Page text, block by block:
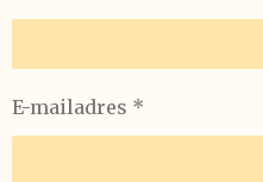
E-mailadres *